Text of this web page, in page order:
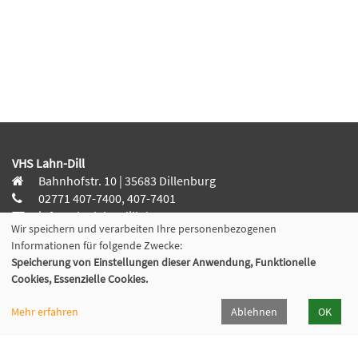
VHS Lahn-Dill
Bahnhofstr. 10 | 35683 Dillenburg
02771 407-7400, 407-7401
info@vhs-lahn-dill.de
VHS Siegen-Wittgenstein
Wir speichern und verarbeiten Ihre personenbezogenen
Informationen für folgende Zwecke:
Speicherung von Einstellungen dieser Anwendung, Funktionelle
Cookies, Essenzielle Cookies.
Mehr erfahren Ablehnen OK